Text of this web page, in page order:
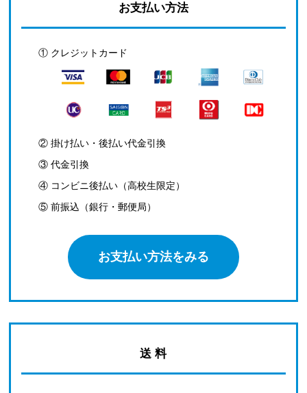
お支払い方法
① クレジットカード
② 掛け払い・後払い代金引換
③ 代金引換
④ コンビニ後払い（高校生限定）
⑤ 前振込（銀行・郵便局）
お支払い方法をみる
送 料